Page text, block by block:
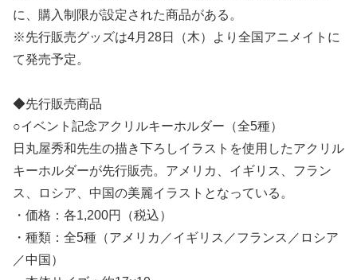
に、購入制限が設定された商品がある。
※先行販売グッズは4月28日（木）より全国アニメイトに
て発売予定。
◆先行販売商品
○イベント記念アクリルキーホルダー（全5種）
日丸屋秀和先生の描き下ろしイラストを使用したアクリル
キーホルダーが先行販売。アメリカ、イギリス、フラン
ス、ロシア、中国の美麗イラストとなっている。
・価格：各1,200円（税込）
・種類：全5種（アメリカ／イギリス／フランス／ロシア
／中国）